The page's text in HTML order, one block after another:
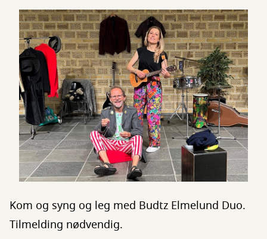
Kom og syng og leg med Budtz Elmelund Duo.
Tilmelding nødvendig.